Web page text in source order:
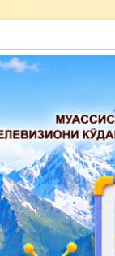
наврасон —